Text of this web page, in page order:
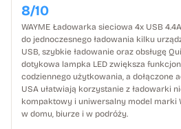
8/10
WAYME Ładowarka sieciowa 4x USB
do jednoczesnego ładowania kilku
USB, szybkie ładowanie oraz obsługę
dotykowa lampka LED zwiększa
codziennego użytkowania, a dołączone
USA ułatwiają korzystanie z ładowarki
kompaktowy i uniwersalny model marki
w domu, biurze i w podróży.